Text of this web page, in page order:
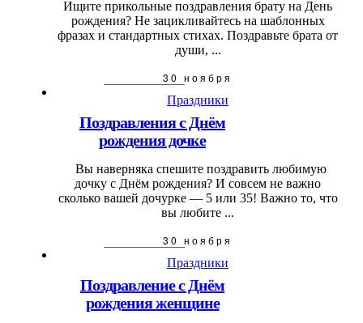
Ищите прикольные поздравления брату на День
рождения? Не зацикливайтесь на шаблонных
фразах и стандартных стихах. Поздравьте брата от
души, ...
30 ноября
Праздники
Поздравления с Днём
рождения дочке
Вы наверняка спешите поздравить любимую
дочку с Днём рождения? И совсем не важно
сколько вашей дочурке — 5 или 35! Важно то, что
вы любите ...
30 ноября
Праздники
Поздравление с Днём
рождения женщине